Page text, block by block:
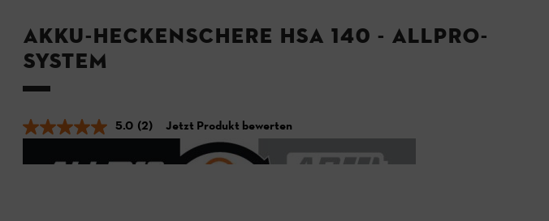
Akku-Heckenschere HSA 140 - ALLPRO-
System
5.0 (2) Jetzt Produkt bewerten